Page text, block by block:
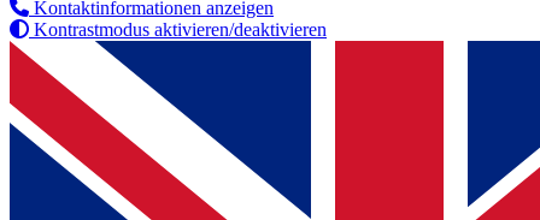
Kontaktinformationen anzeigen
Kontrastmodus aktivieren/deaktivieren